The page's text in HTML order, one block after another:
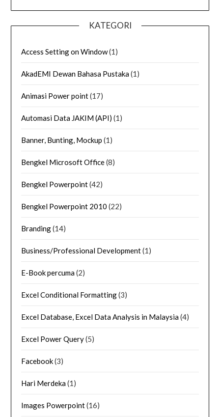
KATEGORI
Access Setting on Window(1)
AkadEMI Dewan Bahasa Pustaka(1)
Animasi Power point(17)
Automasi Data JAKIM (API) (1)
Banner, Bunting, Mockup (1)
Bengkel Microsoft Office(8)
Bengkel Powerpoint(42)
Bengkel Powerpoint 2010 (22)
Branding(14)
Business/Professional Development(1)
E-Book percuma(2)
Excel Conditional Formatting(3)
Excel Database, Excel Data Analysis in Malaysia(4)
Excel Power Query(5)
Facebook(3)
Hari Merdeka(1)
Images Powerpoint(16)